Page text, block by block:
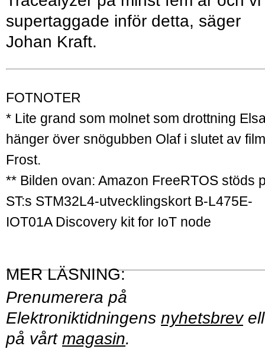
supertaggade inför detta, säger
Johan Kraft.
FOTNOTER
* Lite grand som molnet som drottning
hänger över snögubben Olaf i slutet av
Frost.
** Bilden ovan: Amazon FreeRTOS stöds
ST:s STM32L4-utvecklingskort B-L475E-
IOT01A Discovery kit for IoT node
Prenumerera på
Elektroniktidningens nyhetsbrev
på vårt magasin.